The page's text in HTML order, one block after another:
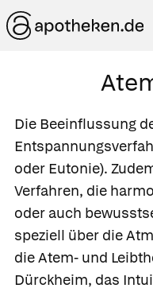
Die Beeinflussung
oder Eutonie).
Verfahren, die
oder auch
speziell über die
dieAtem- und
Dürckheim, das